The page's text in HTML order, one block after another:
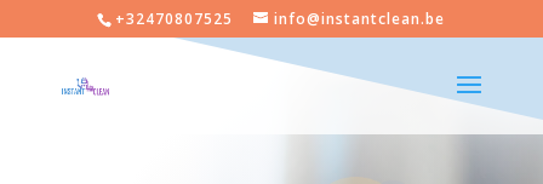
+32470807525 info@instantclean.be